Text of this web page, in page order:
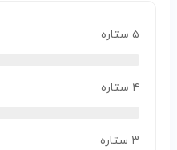
۵ ستاره
۴ ستاره
۳ ستاره